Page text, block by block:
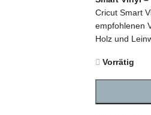
Cricut Smart
empfohlenen
Holz und
Vorrätig